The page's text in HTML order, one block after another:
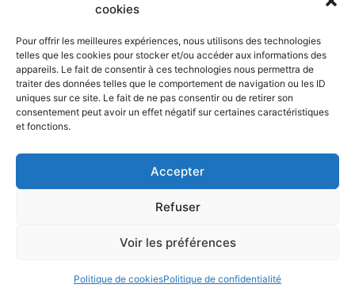
cookies
Pour offrir les meilleures expériences, nous utilisons des technologies
telles que les cookies pour stocker et/ou accéder aux informations des
appareils. Le fait de consentir à ces technologies nous permettra de
traiter des données telles que le comportement de navigation ou les ID
uniques sur ce site. Le fait de ne pas consentir ou de retirer son
consentement peut avoir un effet négatif sur certaines caractéristiques
et fonctions.
Accepter
Refuser
Voir les préférences
Politique de cookiesPolitique de confidentialité
109-640 rue Dorchester St-Jean-
sur-Richelieu, Qc, J3B 5A4
514 795 3551
info@claudinerainville.com
SUR RENDEZ-VOUS